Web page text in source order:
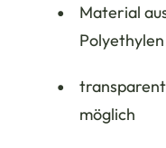
Material
Polyethylen
möglich